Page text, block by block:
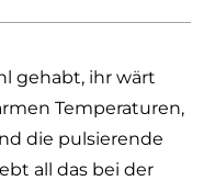
gehabt, ihr wärt
Temperaturen,
die pulsierende
all das bei der